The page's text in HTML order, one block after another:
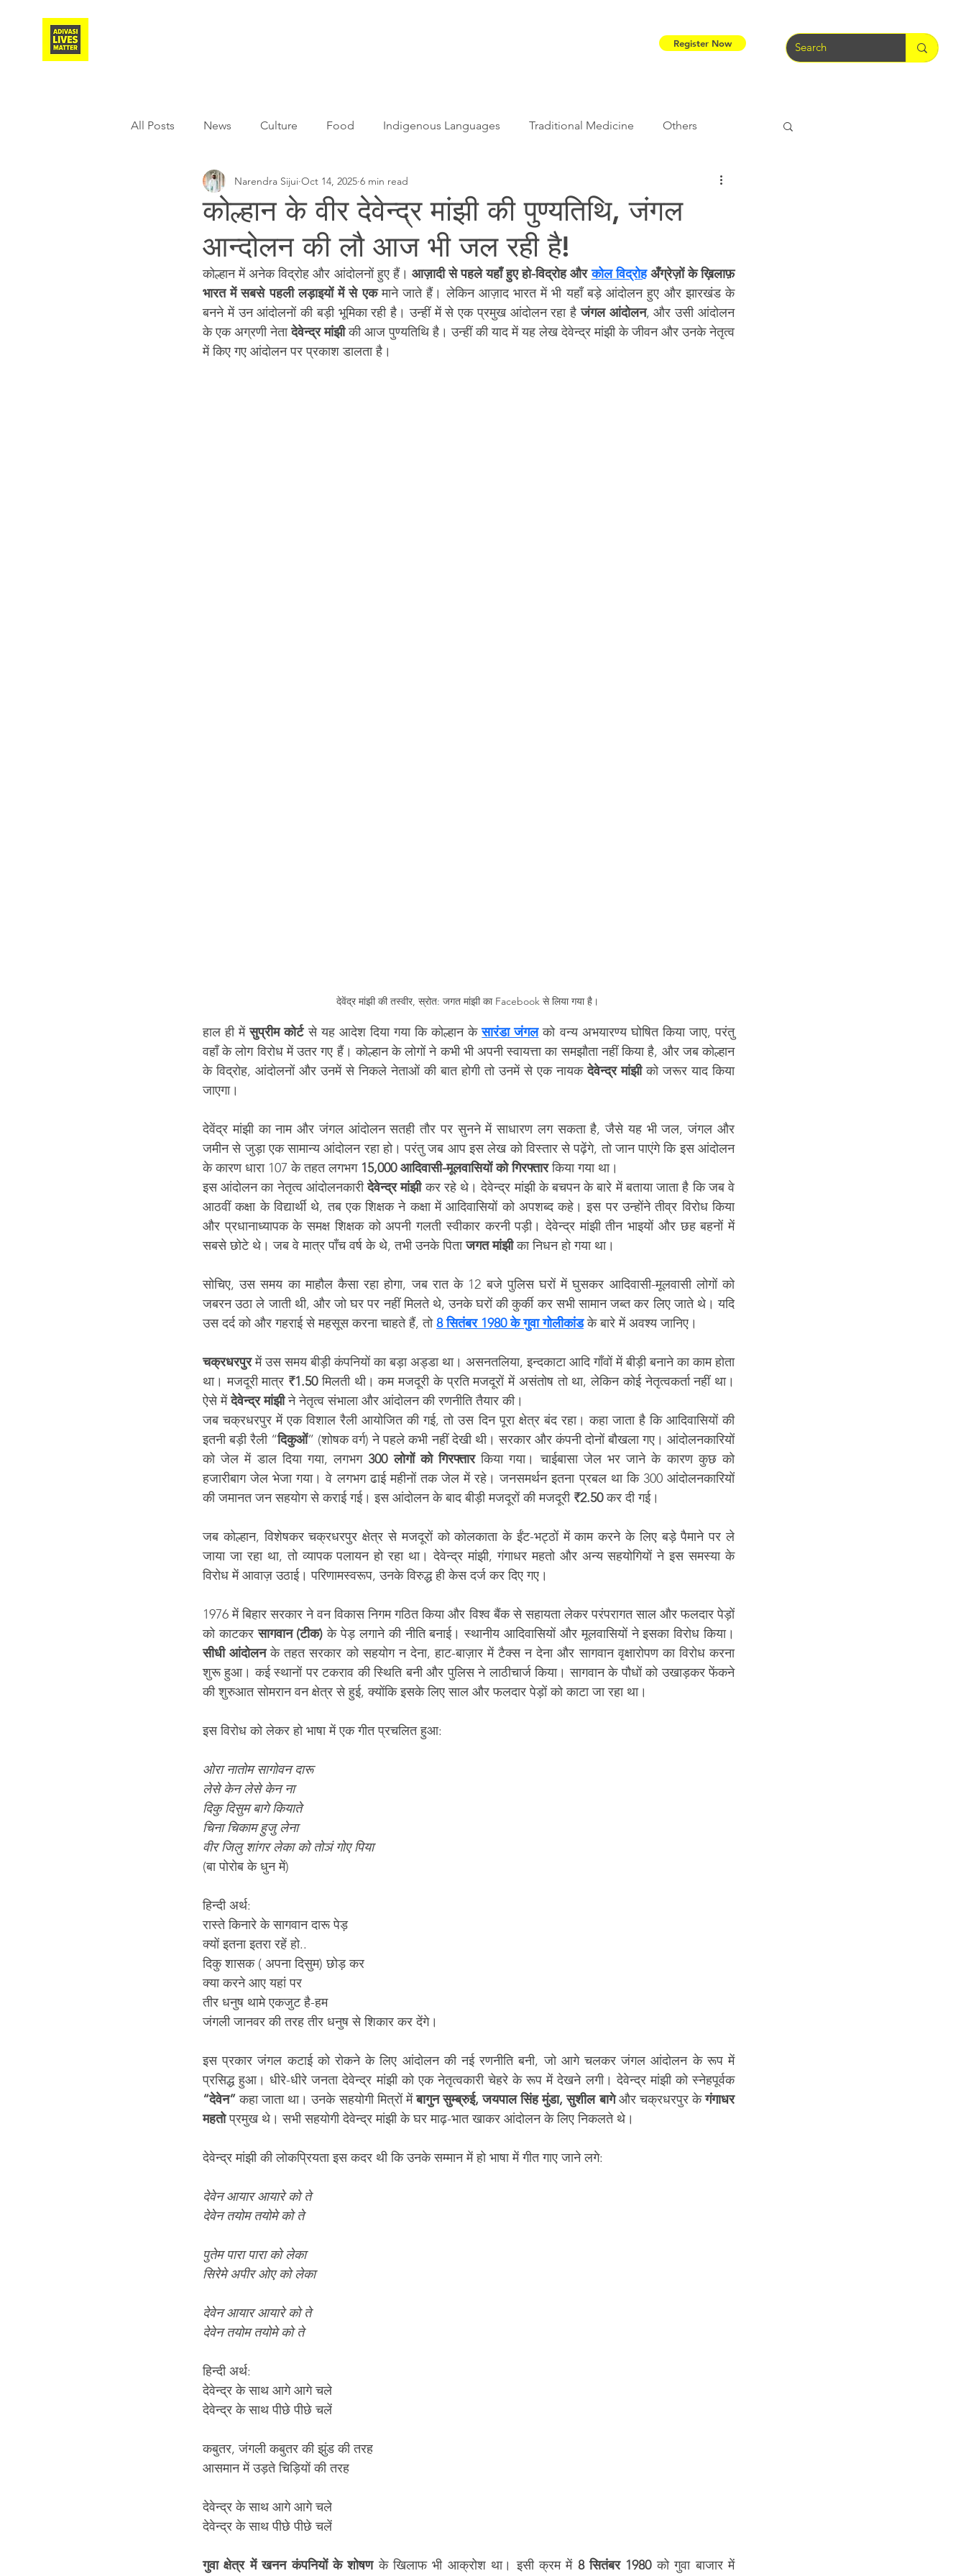
Register Now
All Posts News Culture Food Indigenous Languages Traditional Medicine Others
Agriculture Covid-19 Adivasi women Tribal Warriors
Freedom Fighters Folklore Tribal History Festivals
Literature Media Education Adivasi Heroes
कोल्हान के वीर देवेन्द्र मांझी की पुण्यतिथि, जंगल
आन्दोलन की लौ आज भी जल रही है!
Narendra Sijui Oct 14, 2025 6 min read
कोल्हान में अनेक विद्रोह और आंदोलनों हुए हैं। आज़ादी से पहले यहाँ हुए हो-विद्रोह और कोल विद्रोह अँग्रेज़ों के ख़िलाफ़
भारत में सबसे पहली लड़ाइयों में से एक माने जाते हैं। लेकिन आज़ाद भारत में भी यहाँ बड़े आंदोलन हुए और झारखंड के
बनने में उन आंदोलनों की बड़ी भूमिका रही है। उन्हीं में से एक प्रमुख आंदोलन रहा है जंगल आंदोलन, और उसी आंदोलन
के एक अग्रणी नेता देवेन्द्र मांझी की आज पुण्यतिथि है। उन्हीं की याद में यह लेख देवेन्द्र मांझी के जीवन और उनके नेतृत्व
में किए गए आंदोलन पर प्रकाश डालता है।
देवेंद्र मांझी की तस्वीर, स्रोत: जगत मांझी का Facebook से लिया गया है।
हाल ही में सुप्रीम कोर्ट से यह आदेश दिया गया कि कोल्हान के सारंडा जंगल को वन्य अभयारण्य घोषित किया जाए, परंतु
वहाँ के लोग विरोध में उतर गए हैं। कोल्हान के लोगों ने कभी भी अपनी स्वायत्ता का समझौता नहीं किया है, और जब कोल्हान
के विद्रोह, आंदोलनों और उनमें से निकले नेताओं की बात होगी तो उनमें से एक नायक देवेन्द्र मांझी को जरूर याद किया
जाएगा।
देवेंद्र मांझी का नाम और जंगल आंदोलन सतही तौर पर सुनने में साधारण लग सकता है, जैसे यह भी जल, जंगल और
जमीन से जुड़ा एक सामान्य आंदोलन रहा हो। परंतु जब आप इस लेख को विस्तार से पढ़ेंगे, तो जान पाएंगे कि इस आंदोलन
के कारण धारा 107 के तहत लगभग 15,000 आदिवासी-मूलवासियों को गिरफ्तार किया गया था।
इस आंदोलन का नेतृत्व आंदोलनकारी देवेन्द्र मांझी कर रहे थे। देवेन्द्र मांझी के बचपन के बारे में बताया जाता है कि जब वे
आठवीं कक्षा के विद्यार्थी थे, तब एक शिक्षक ने कक्षा में आदिवासियों को अपशब्द कहे। इस पर उन्होंने तीव्र विरोध किया
और प्रधानाध्यापक के समक्ष शिक्षक को अपनी गलती स्वीकार करनी पड़ी। देवेन्द्र मांझी तीन भाइयों और छह बहनों में
सबसे छोटे थे। जब वे मात्र पाँच वर्ष के थे, तभी उनके पिता जगत मांझी का निधन हो गया था।
सोचिए, उस समय का माहौल कैसा रहा होगा, जब रात के 12 बजे पुलिस घरों में घुसकर आदिवासी-मूलवासी लोगों को
जबरन उठा ले जाती थी, और जो घर पर नहीं मिलते थे, उनके घरों की कुर्की कर सभी सामान जब्त कर लिए जाते थे। यदि
उस दर्द को और गहराई से महसूस करना चाहते हैं, तो 8 सितंबर 1980 के गुवा गोलीकांड के बारे में अवश्य जानिए।
चक्रधरपुर में उस समय बीड़ी कंपनियों का बड़ा अड्डा था। असनतलिया, इन्दकाटा आदि गाँवों में बीड़ी बनाने का काम होता
था। मजदूरी मात्र ₹1.50 मिलती थी। कम मजदूरी के प्रति मजदूरों में असंतोष तो था, लेकिन कोई नेतृत्वकर्ता नहीं था।
ऐसे में देवेन्द्र मांझी ने नेतृत्व संभाला और आंदोलन की रणनीति तैयार की।
जब चक्रधरपुर में एक विशाल रैली आयोजित की गई, तो उस दिन पूरा क्षेत्र बंद रहा। कहा जाता है कि आदिवासियों की
इतनी बड़ी रैली “दिकुओं” (शोषक वर्ग) ने पहले कभी नहीं देखी थी। सरकार और कंपनी दोनों बौखला गए। आंदोलनकारियों
को जेल में डाल दिया गया, लगभग 300 लोगों को गिरफ्तार किया गया। चाईबासा जेल भर जाने के कारण कुछ को
हजारीबाग जेल भेजा गया। वे लगभग ढाई महीनों तक जेल में रहे। जनसमर्थन इतना प्रबल था कि 300 आंदोलनकारियों
की जमानत जन सहयोग से कराई गई। इस आंदोलन के बाद बीड़ी मजदूरों की मजदूरी ₹2.50 कर दी गई।
जब कोल्हान, विशेषकर चक्रधरपुर क्षेत्र से मजदूरों को कोलकाता के ईंट-भट्ठों में काम करने के लिए बड़े पैमाने पर ले
जाया जा रहा था, तो व्यापक पलायन हो रहा था। देवेन्द्र मांझी, गंगाधर महतो और अन्य सहयोगियों ने इस समस्या के
विरोध में आवाज़ उठाई। परिणामस्वरूप, उनके विरुद्ध ही केस दर्ज कर दिए गए।
1976 में बिहार सरकार ने वन विकास निगम गठित किया और विश्व बैंक से सहायता लेकर परंपरागत साल और फलदार पेड़ों
को काटकर सागवान (टीक)
सीधी आंदोलन के तहत सरकार को सहयोग न देना, हाट-बाज़ार में टैक्स न देना और सागवान वृक्षारोपण का विरोध करना
शुरू हुआ। कई स्थानों पर टकराव की स्थिति बनी और पुलिस ने लाठीचार्ज किया। सागवान के पौधों को उखाड़कर फेंकने
की शुरुआत सोमरान वन क्षेत्र से हुई, क्योंकि इसके लिए साल और फलदार पेड़ों को काटा जा रहा था।
इस विरोध को लेकर हो भाषा में एक गीत प्रचलित हुआ:
ओरा नातोम सागोवन दारू
लेसे केन लेसे केन ना
दिकु दिसुम बागे कियाते
चिना चिकाम हुजु लेना
वीर जिलु शांगर लेका को तोञं गोए पिया
(बा पोरोब के धुन में)
हिन्दी अर्थ:
रास्ते किनारे के सागवान दारू पेड़
क्यों इतना इतरा रहें हो..
दिकु शासक ( अपना दिसुम) छोड़ कर
क्या करने आए यहां पर
तीर धनुष थामे एकजुट है-हम
जंगली जानवर की तरह तीर धनुष से शिकार कर देंगे।
इस प्रकार जंगल कटाई को रोकने के लिए आंदोलन की नई रणनीति बनी, जो आगे चलकर जंगल आंदोलन के रूप में
प्रसिद्ध हुआ। धीरे-धीरे जनता देवेन्द्र मांझी को एक नेतृत्वकारी चेहरे के रूप में देखने लगी। देवेन्द्र मांझी को स्नेहपूर्वक
“देवेन” कहा जाता था। उनके सहयोगी मित्रों में बागुन सुम्ब्रुई, जयपाल सिंह मुंडा, सुशील बागे और चक्रधरपुर के गंगाधर
महतो प्रमुख थे। सभी सहयोगी देवेन्द्र मांझी के घर माढ़-भात खाकर आंदोलन के लिए निकलते थे।
देवेन्द्र मांझी की लोकप्रियता इस कदर थी कि उनके सम्मान में हो भाषा में गीत गाए जाने लगे:
देवेन आयार आयारे को ते
देवेन तयोम तयोमे को ते
पुतेम पारा पारा को लेका
सिरेमे अपीर ओए को लेका
देवेन आयार आयारे को ते
देवेन तयोम तयोमे को ते
हिन्दी अर्थ:
देवेन्द्र के साथ आगे आगे चले
देवेन्द्र के साथ पीछे पीछे चलें
कबुतर, जंगली कबुतर की झुंड की तरह
आसमान में उड़ते चिड़ियों की तरह
देवेन्द्र के साथ आगे आगे चले
देवेन्द्र के साथ पीछे पीछे चलें
गुवा क्षेत्र में खनन कंपनियों के शोषण के खिलाफ भी आक्रोश था। इसी क्रम में 8 सितंबर 1980 को गुवा बाजार में